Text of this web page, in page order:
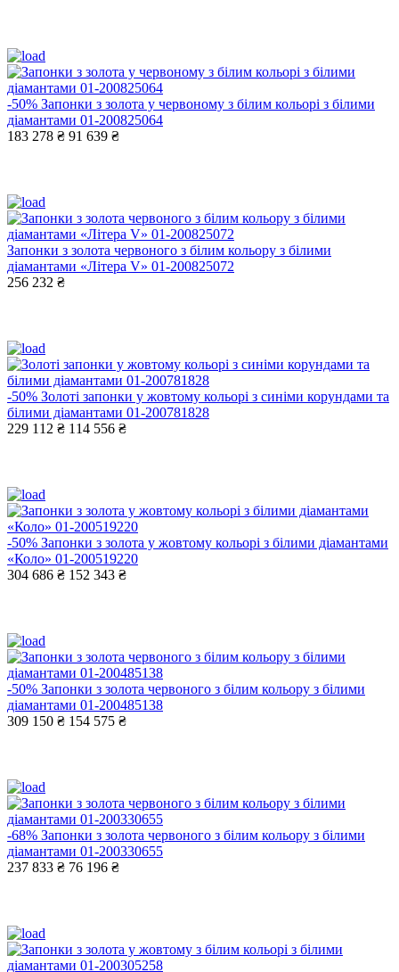
-50% Запонки з золота у червоному з білим кольорі з білими
діамантами 01-200825064
183 278 ₴ 91 639 ₴
Запонки з золота червоного з білим кольору з білими
діамантами «Літера V» 01-200825072
256 232 ₴
-50% Золоті запонки у жовтому кольорі з синіми корундами та
білими діамантами 01-200781828
229 112 ₴ 114 556 ₴
-50% Запонки з золота у жовтому кольорі з білими діамантами
«Коло» 01-200519220
304 686 ₴ 152 343 ₴
-50% Запонки з золота червоного з білим кольору з білими
діамантами 01-200485138
309 150 ₴ 154 575 ₴
-68% Запонки з золота червоного з білим кольору з білими
діамантами 01-200330655
237 833 ₴ 76 196 ₴